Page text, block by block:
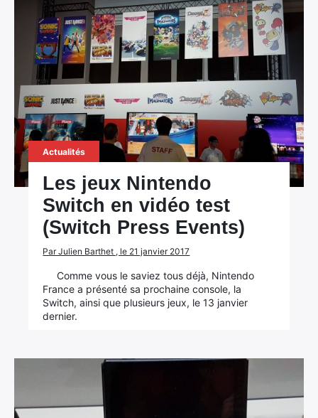
Actualités
Les jeux Nintendo
Switch en vidéo test
(Switch Press Events)
Par Julien Barthet , le 21 janvier 2017
Comme vous le saviez tous déjà, Nintendo
France a présenté sa prochaine console, la
Switch, ainsi que plusieurs jeux, le 13 janvier
dernier.